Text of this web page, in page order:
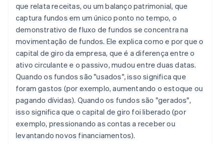
que relata receitas, ou um balanço patrimonial, que
captura fundos em um único ponto no tempo, o
demonstrativo de fluxo de fundos se concentra na
movimentação de fundos. Ele explica como e por que o
capital de giro da empresa, que é a diferença entre o
ativo circulante e o passivo, mudou entre duas datas.
Quando os fundos são "usados", isso significa que
foram gastos (por exemplo, aumentando o estoque ou
pagando dívidas). Quando os fundos são "gerados",
isso significa que o capital de giro foi liberado (por
exemplo, pressionando as contas a receber ou
levantando novos financiamentos).